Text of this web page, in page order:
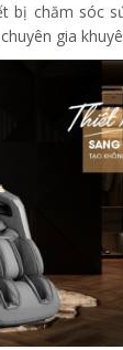
bị chăm sóc
gia